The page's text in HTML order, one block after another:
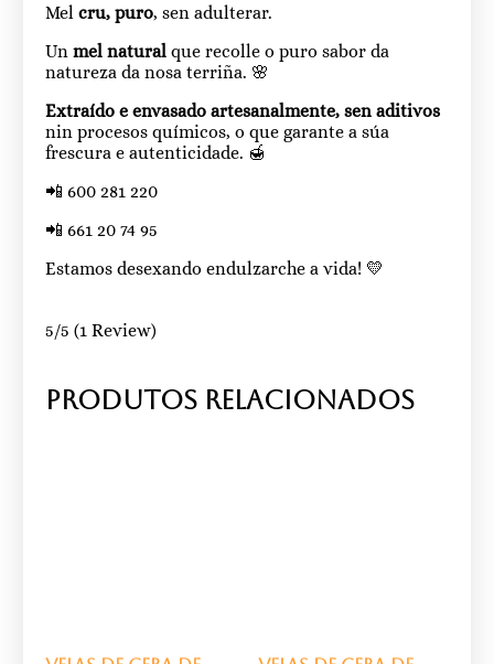
Mel cru, puro, sen adulterar.
Un mel naturalque recolle o puro sabor da
natureza da nosa terriña. 🌸
Extraído e envasado artesanalmente, sen aditivos
nin procesos químicos, o que garante a súa
frescura e autenticidade. 🍯
📲 600 281 220
📲 661 20 74 95
Estamos desexando endulzarche a vida! 💛
5/5 (1 Review)
Produtos relacionados